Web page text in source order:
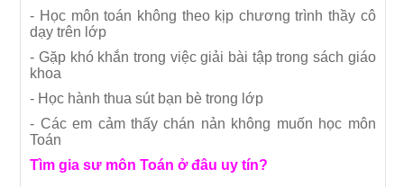
- Học môn toán không theo kịp chương trình thầy cô
dạy trên lớp
- Gặp khó khắn trong việc giải bài tập trong sách giáo
khoa
- Học hành thua sút bạn bè trong lớp
- Các em cảm thấy chán nản không muốn học môn
Toán
Tìm gia sư môn Toán ở đâu uy tín?